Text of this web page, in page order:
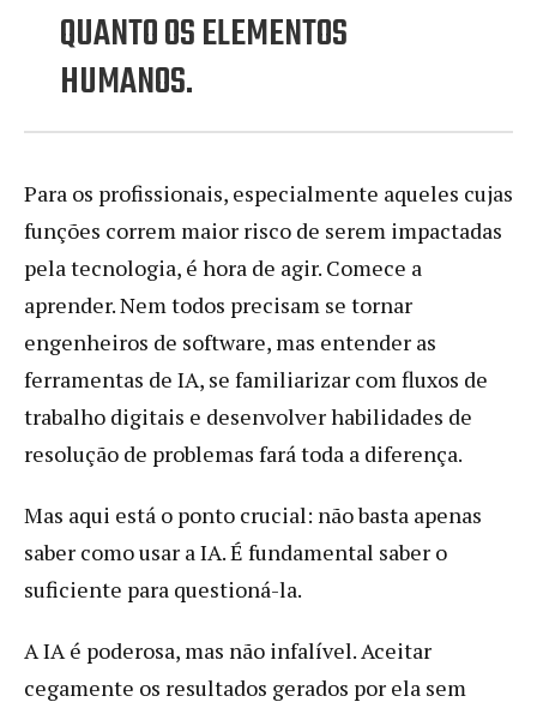
QUANTO OS ELEMENTOS
HUMANOS.
Para os profissionais, especialmente aqueles cujas
funções correm maior risco de serem impactadas
pela tecnologia, é hora de agir. Comece a
aprender. Nem todos precisam se tornar
engenheiros de software, mas entender as
ferramentas de IA, se familiarizar com fluxos de
trabalho digitais e desenvolver habilidades de
resolução de problemas fará toda a diferença.
Mas aqui está o ponto crucial: não basta apenas
saber como usar a IA. É fundamental saber o
suficiente para questioná-la.
A IA é poderosa, mas não infalível. Aceitar
cegamente os resultados gerados por ela sem